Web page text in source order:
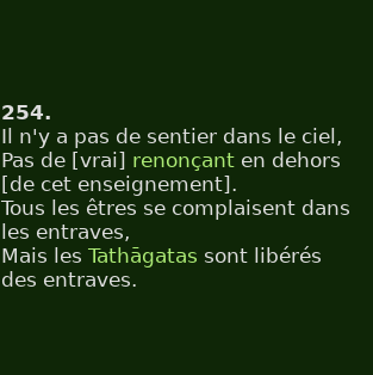
254.
Il n'y a pas de sentier dans le ciel,
Pas de [vrai] renonçant en dehors
[de cet enseignement].
Tous les êtres se complaisent dans
les entraves,
Mais lesTathāgatas sont libérés
des entraves.